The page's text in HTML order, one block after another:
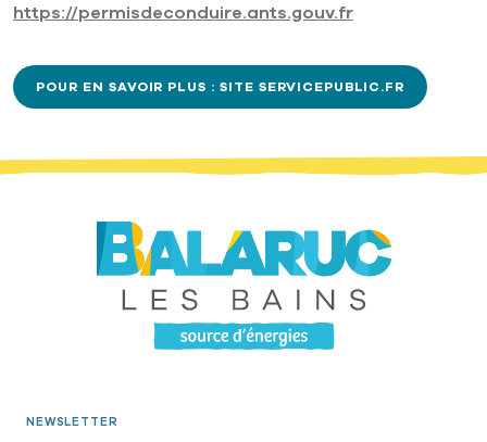
https://permisdeconduire.ants.gouv.fr
POUR EN SAVOIR PLUS : SITE SERVICEPUBLIC.FR
NEWSLETTER